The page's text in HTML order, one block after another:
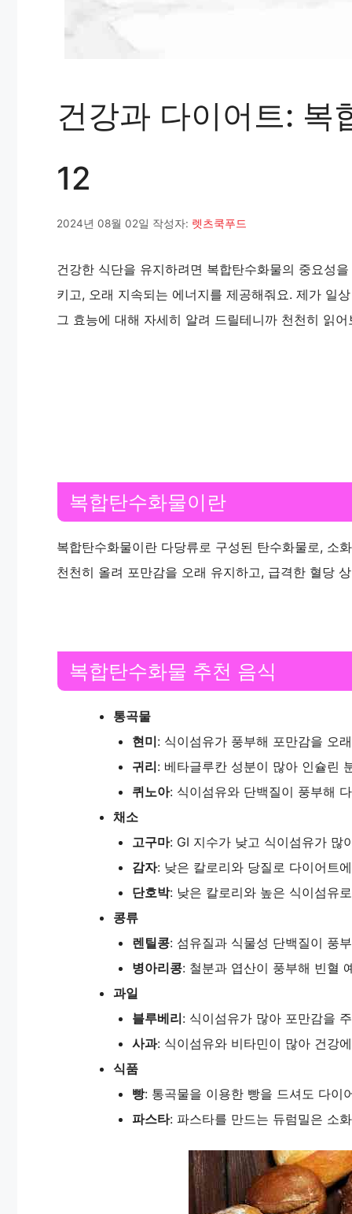
건강과 다이어트: 복
12
2024년 08월 02일 작성자: 렛츠쿡푸드
건강한 식단을 유지하려면 복합탄수화물의 중요성
키고, 오래 지속되는 에너지를 제공해줘요. 제가 일
그 효능에 대해 자세히 알려 드릴테니까 천천히 읽
복합탄수화물이란
복합탄수화물이란 다당류로 구성된 탄수화물로, 소
천천히 올려 포만감을 오래 유지하고, 급격한 혈당
복합탄수화물 추천 음식
통곡물
현미: 식이섬유가 풍부해 포만감을 오
귀리: 베타글루칸 성분이 많아 인슐린
퀴노아: 식이섬유와 단백질이 풍부해
채소
고구마: GI 지수가 낮고 식이섬유가 많
감자: 낮은 칼로리와 당질로 다이어트
단호박: 낮은 칼로리와 높은 식이섬유
콩류
렌틸콩: 섬유질과 식물성 단백질이 풍
병아리콩: 철분과 엽산이 풍부해 빈혈
과일
블루베리: 식이섬유가 많아 포만감을
사과: 식이섬유와 비타민이 많아 건강
식품
빵: 통곡물을 이용한 빵을 드셔도 다이
파스타: 파스타를 만드는 듀럼밀은 소